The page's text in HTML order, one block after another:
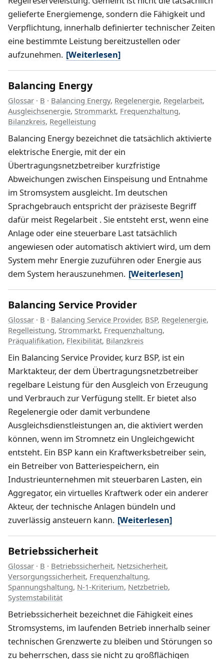
gelieferte Energiemenge, sondern die Fähigkeit und
Verpflichtung, innerhalb definierter technischer Zeiten
eine bestimmte Leistung bereitzustellen oder
aufzunehmen. [Weiterlesen]
Balancing Energy
Glossar · B · Balancing Energy, Regelenergie, Regelarbeit,
Ausgleichsenergie, Strommarkt, Frequenzhaltung,
Bilanzkreis, Regelleistung
Balancing Energy bezeichnet die tatsächlich aktivierte
elektrische Energie, mit der ein
Übertragungsnetzbetreiber kurzfristige
Abweichungen zwischen Einspeisung und Entnahme
im Stromsystem ausgleicht. Im deutschen
Sprachgebrauch entspricht der präziseste Begriff
dafür meist Regelarbeit . Sie entsteht erst, wenn eine
Anlage oder eine steuerbare Last tatsächlich
angewiesen oder automatisch aktiviert wird, um dem
System mehr Energie zuzuführen oder Energie aus
dem System herauszunehmen. [Weiterlesen]
Balancing Service Provider
Glossar · B · Balancing Service Provider, BSP, Regelenergie,
Regelleistung, Strommarkt, Frequenzhaltung,
Präqualifikation, Flexibilität, Bilanzkreis
Ein Balancing Service Provider, kurz BSP, ist ein
Marktakteur, der dem Übertragungsnetzbetreiber
regelbare Leistung für den Ausgleich von Erzeugung
und Verbrauch zur Verfügung stellt. Er bietet also
Regelenergie oder damit verbundene
Ausgleichsdienstleistungen an, die aktiviert werden
können, wenn im Stromnetz ein Ungleichgewicht
entsteht. Ein BSP kann ein Kraftwerksbetreiber sein,
ein Betreiber von Batteriespeichern, ein
Industrieunternehmen mit steuerbaren Lasten, ein
Aggregator, ein virtuelles Kraftwerk oder ein anderer
Akteur, der technische Anlagen bündeln und
zuverlässig ansteuern kann. [Weiterlesen]
Betriebssicherheit
Glossar · B · Betriebssicherheit, Netzsicherheit,
Versorgungssicherheit, Frequenzhaltung,
Spannungshaltung, N-1-Kriterium, Netzbetrieb,
Systemstabilität
Betriebssicherheit bezeichnet die Fähigkeit eines
Stromsystems, im laufenden Betrieb innerhalb seiner
technischen Grenzwerte zu bleiben und Störungen so
zu beherrschen, dass sie nicht zu großflächigen